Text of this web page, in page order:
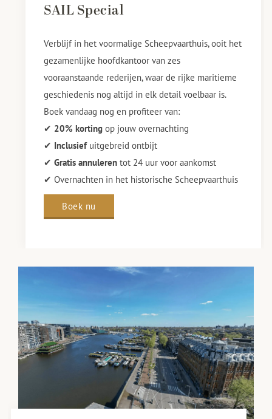
SAIL Special
Verblijf in het voormalige Scheepvaarthuis, ooit het
gezamenlijke hoofdkantoor van zes
vooraanstaande rederijen, waar de rijke maritieme
geschiedenis nog altijd in elk detail voelbaar is.
Boek vandaag nog en profiteer van:
✔ 20% korting op jouw overnachting
✔ Inclusief uitgebreid ontbijt
✔Gratis annulerentot 24 uur voor aankomst
✔ Overnachten in het historische Scheepvaarthuis
Boek nu